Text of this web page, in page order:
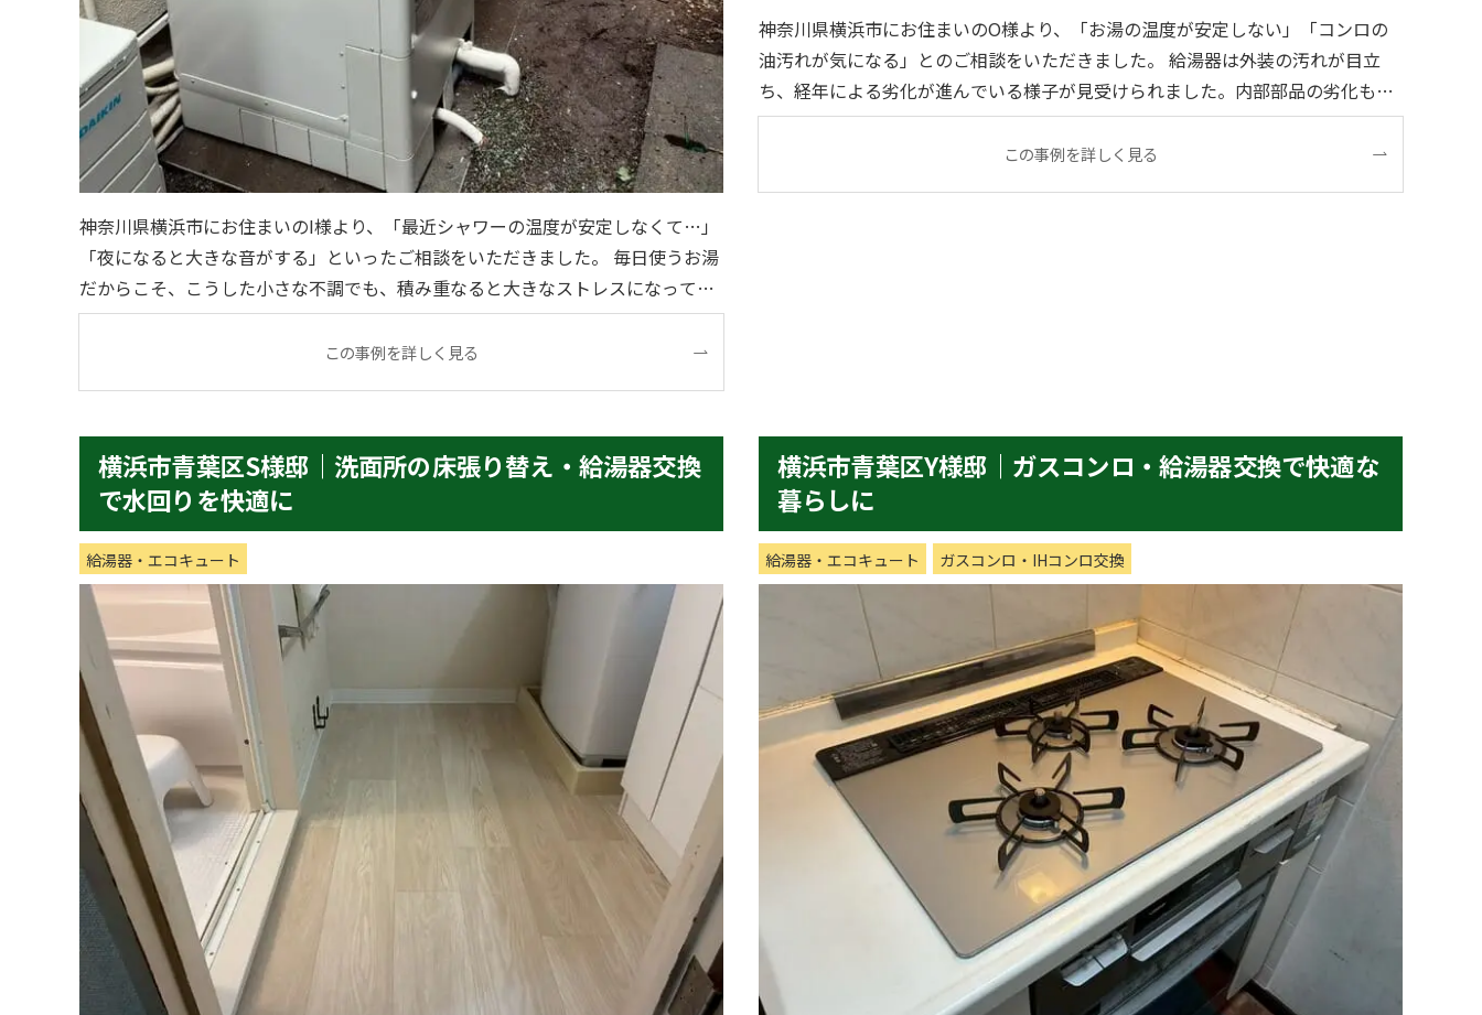
神奈川県横浜市にお住まいのI様より、「最近シャワーの温度が安定しなくて…」
「夜になると大きな音がする」といったご相談をいただきました。 毎日使うお湯
だからこそ、こうした小さな不調でも、積み重なると大きなストレスになってし
まいます。 現地確認の結果、設置から十数年が経過しており、経年劣化による不
この事例を詳しく見る
神奈川県横浜市にお住まいのO様より、「お湯の温度が安定しない」「コンロの
油汚れが気になる」とのご相談をいただきました。 給湯器は外装の汚れが目立
ち、経年による劣化が進んでいる様子が見受けられました。内部部品の劣化も懸
念される状態です。 コンロについても、油汚れが付着し、落ちにくくなっていま
この事例を詳しく見る
横浜市青葉区S様邸｜洗面所の床張り替え・給湯器交換
で水回りを快適に
給湯器・エコキュート
横浜市青葉区Y様邸｜ガスコンロ・給湯器交換で快適な
暮らしに
給湯器・エコキュート ガスコンロ・IHコンロ交換